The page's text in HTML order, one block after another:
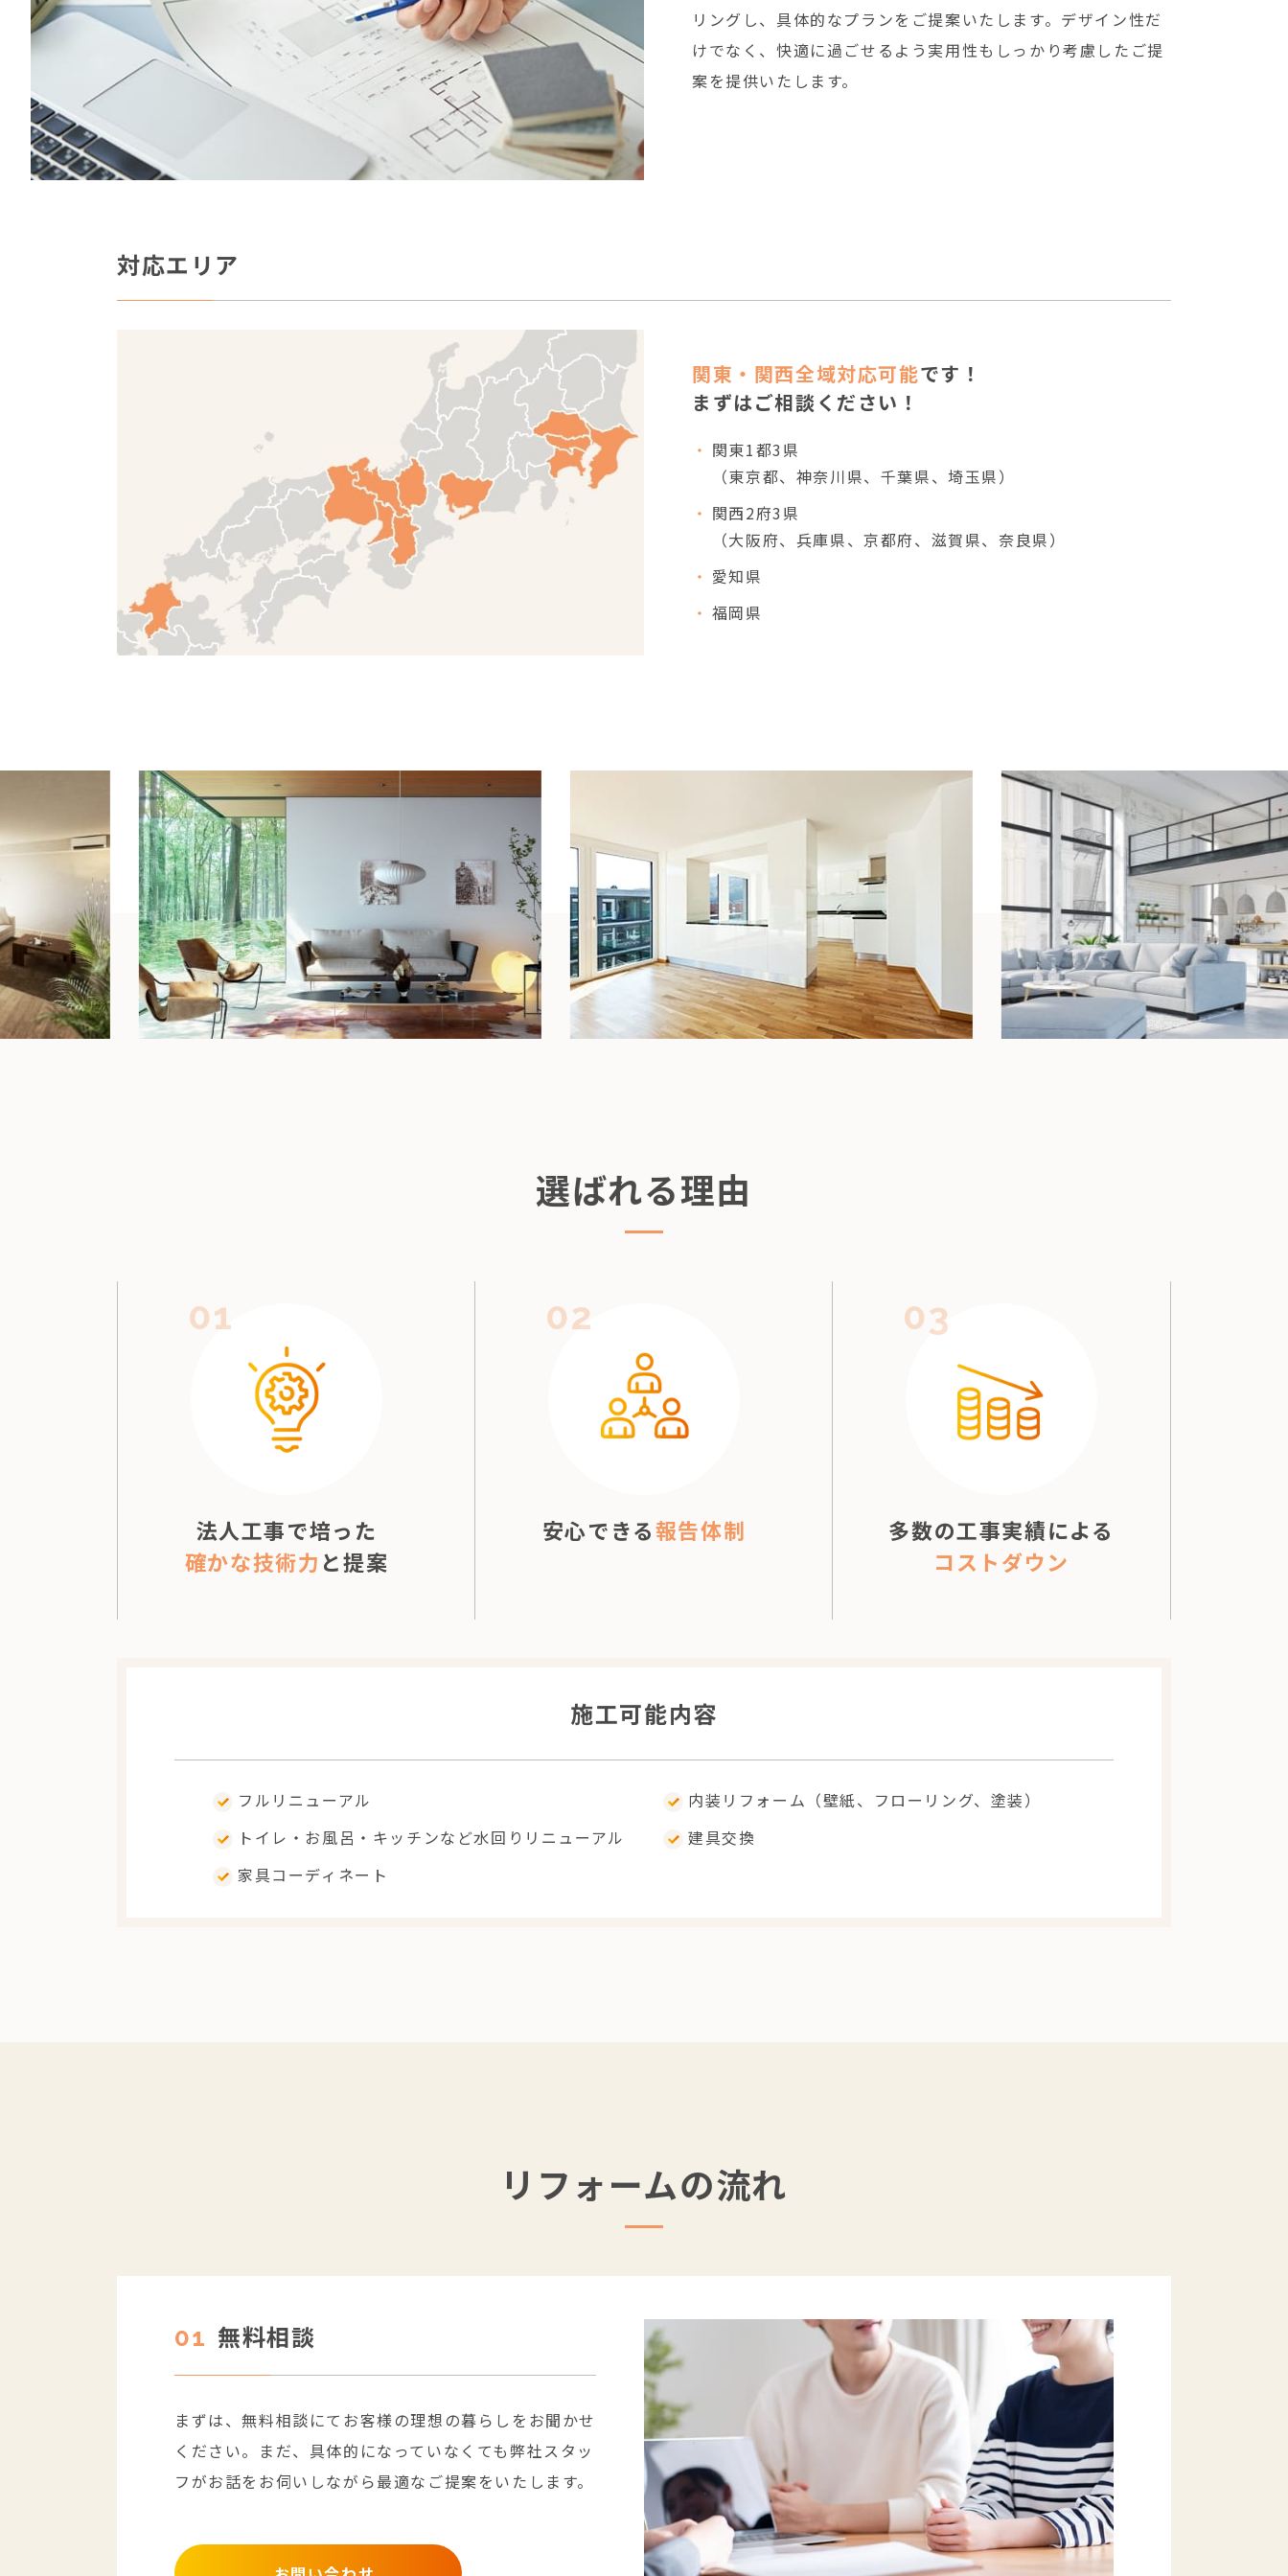
リングし、具体的なプランをご提案いたします。デザイン性だ
けでなく、快適に過ごせるよう実用性もしっかり考慮したご提
案を提供いたします。
対応エリア
関東・関西全域対応可能です！
まずはご相談ください！
関東1都3県
（東京都、神奈川県、千葉県、埼玉県）
関西2府3県
（大阪府、兵庫県、京都府、滋賀県、奈良県）
愛知県
福岡県
選ばれる理由
01
法人工事で培った
確かな技術力 と提案
02
安心できる報告体制
03
多数の工事実績による
コストダウン
施工可能内容
フルリニューアル
内装リフォーム（壁紙、フローリング、塗装）
トイレ・お風呂・キッチンなど水回りリニューアル
建具交換
家具コーディネート
リフォームの流れ
01 無料相談
まずは、無料相談にてお客様の理想の暮らしをお聞かせ
ください。まだ、具体的になっていなくても弊社スタッ
フがお話をお伺いしながら最適なご提案をいたします。